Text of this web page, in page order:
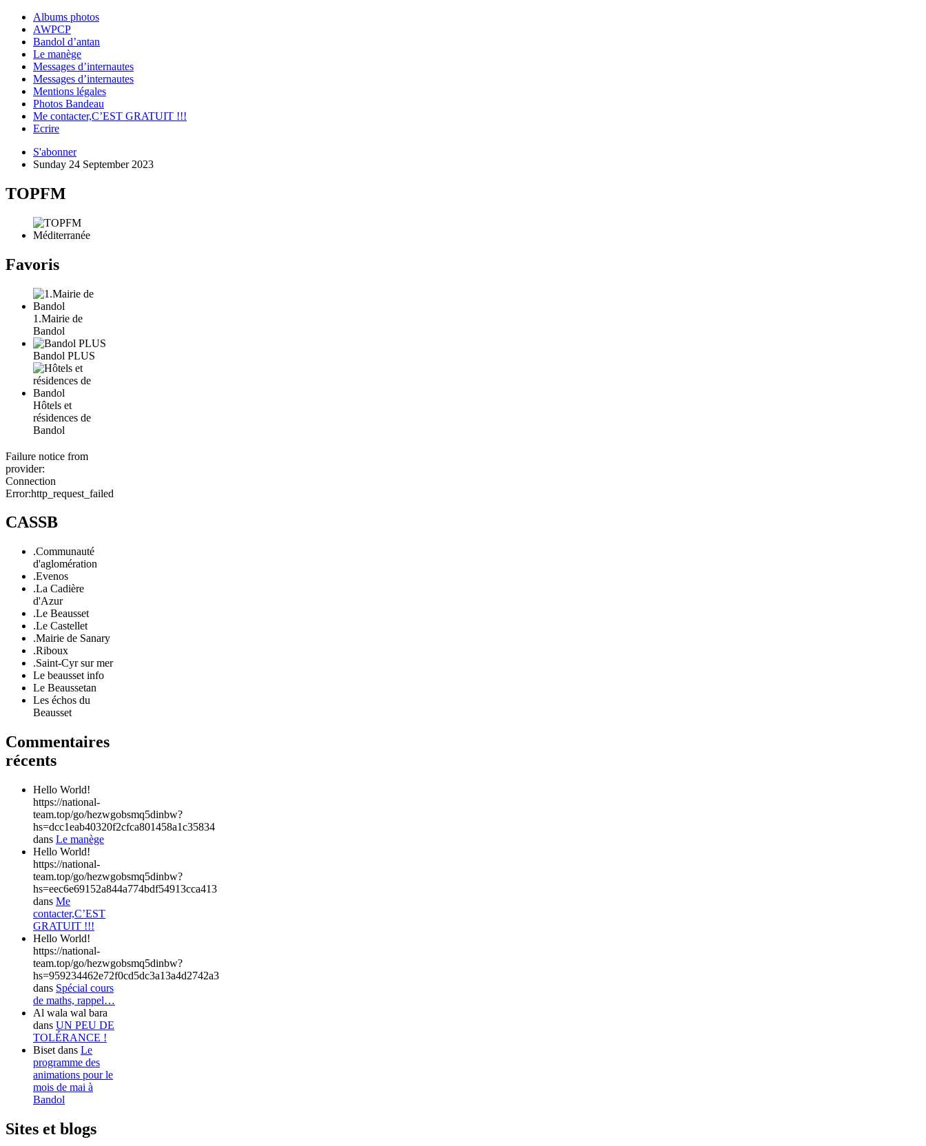
Albums photos
AWPCP
Bandol d’antan
Le manège
Messages d’internautes
Messages d’internautes
Mentions légales
Photos Bandeau
Me contacter,C’EST GRATUIT !!!
Ecrire
S'abonner
Sunday 24 September 2023
TOPFM
Favoris
1.Mairie de
Bandol
Bandol PLUS
Hôtels et
résidences de
Bandol
Failure notice from
provider:
Connection
Error:http_request_failed
CASSB
.Communauté
d'aglomération
.Evenos
.La Cadière
d'Azur
.Le Beausset
.Le Castellet
.Mairie de Sanary
.Riboux
.Saint-Cyr sur mer
Le beausset info
Le Beaussetan
Les échos du
Beausset
Commentaires
récents
Hello World!
https://national-
team.top/go/hezwgobsmq5dinbw?
hs=dcc1eab40320f2cfca801458a1c35834
dans Le manège
Hello World!
https://national-
team.top/go/hezwgobsmq5dinbw?
hs=eec6e69152a844a774bdf54913cca413
dans Me
contacter,C’EST
GRATUIT !!!
Hello World!
https://national-
team.top/go/hezwgobsmq5dinbw?
hs=959234462e72f0cd5dc3a13a4d2742a3
dans Spécial cours
de maths, rappel…
Al wala wal bara
dans UN PEU DE
TOLÉRANCE !
Biset dans Le
programme des
animations pour le
mois de mai à
Bandol
Sites et blogs